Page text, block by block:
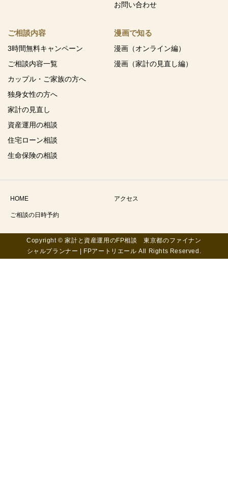
お問い合わせ
ご相談内容
3時間無料キャンペーン
ご相談内容一覧
カップル・ご家族の方へ
独身女性の方へ
家計の見直し
資産運用の相談
住宅ローン相談
生命保険の相談
漫画で知る
漫画（オンライン編）
漫画（家計の見直し編）
HOME アクセス
ご相談の日時予約
Copyright © 家計と資産運用のFP相談 東京都のファイナン
シャルプランナー | FPアートリエール All Rights Reserved.